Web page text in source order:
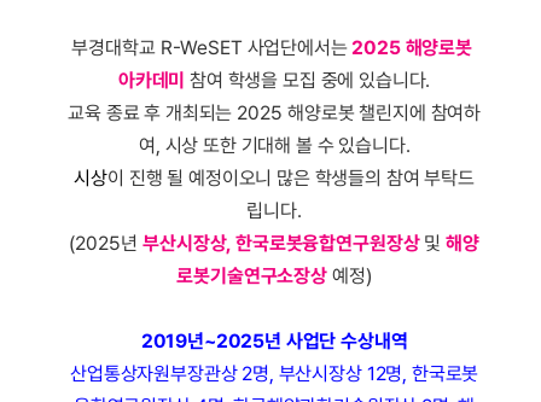
부경대학교 R-WeSET 사업단에서는 2025 해양로봇
아카데미 참여 학생을 모집 중에 있습니다.
교육 종료 후 개최되는 2025 해양로봇 챌린지에 참여하
여, 시상 또한 기대해 볼 수 있습니다.
시상이 진행 될 예정이오니 많은 학생들의 참여 부탁드
립니다.
(2025년 부산시장상, 한국로봇융합연구원장상 및 해양
로봇기술연구소장상 예정)
2019년~2025년 사업단 수상내역
산업통상자원부장관상 2명, 부산시장상 12명, 한국로봇